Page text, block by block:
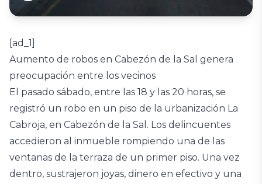
[ad_1]
Aumento de robos en Cabezón de la Sal genera
preocupación entre los vecinos
El pasado sábado, entre las 18 y las 20 horas, se
registró un robo en un piso de la urbanización La
Cabroja, en Cabezón de la Sal. Los delincuentes
accedieron al inmueble rompiendo una de las
ventanas de la terraza de un primer piso. Una vez
dentro, sustrajeron joyas, dinero en efectivo y una